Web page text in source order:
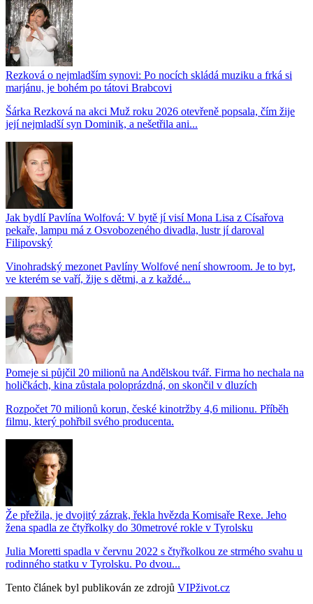
Rezková o nejmladším synovi: Po nocích skládá muziku a frká si
marjánu, je bohém po tátovi Brabcovi
Šárka Rezková na akci Muž roku 2026 otevřeně popsala, čím žije
její nejmladší syn Dominik, a nešetřila ani...
Jak bydlí Pavlína Wolfová: V bytě jí visí Mona Lisa z Císařova
pekaře, lampu má z Osvobozeného divadla, lustr jí daroval
Filipovský
Vinohradský mezonet Pavlíny Wolfové není showroom. Je to byt,
ve kterém se vaří, žije s dětmi, a z každé...
Pomeje si půjčil 20 milionů na Andělskou tvář. Firma ho nechala na
holičkách, kina zůstala poloprázdná, on skončil v dluzích
Rozpočet 70 milionů korun, české kinotržby 4,6 milionu. Příběh
filmu, který pohřbil svého producenta.
Že přežila, je dvojitý zázrak, řekla hvězda Komisaře Rexe. Jeho
žena spadla ze čtyřkolky do 30metrové rokle v Tyrolsku
Julia Moretti spadla v červnu 2022 s čtyřkolkou ze strmého svahu u
rodinného statku v Tyrolsku. Po dvou...
Tento článek byl publikován ze zdrojů VIPživot.cz